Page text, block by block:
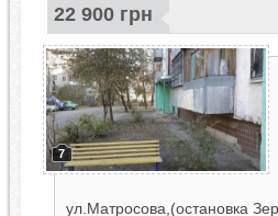
22 900 грн
7
ул.Матросова,(остановка